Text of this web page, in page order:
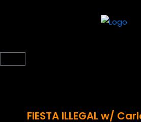
FIESTA ILLEGAL w/